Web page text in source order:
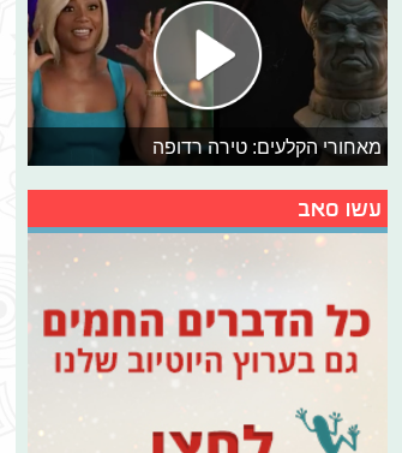
מאחורי הקלעים: טירה רדופה
עשו סאב